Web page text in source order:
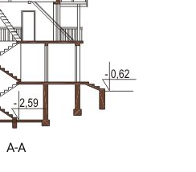
A-A